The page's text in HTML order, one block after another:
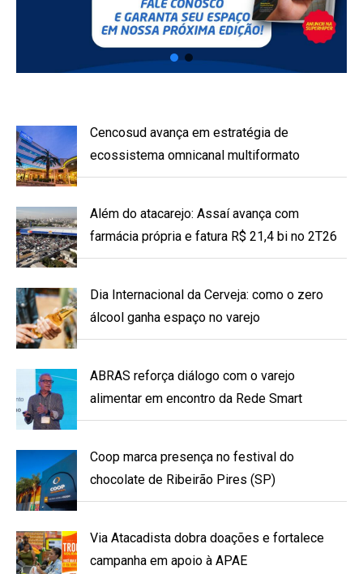
Cencosud avança em estratégia de
ecossistema omnicanal multiformato
Além do atacarejo: Assaí avança com
farmácia própria e fatura R$ 21,4 bi no 2T26
Dia Internacional da Cerveja: como o zero
álcool ganha espaço no varejo
ABRAS reforça diálogo com o varejo
alimentar em encontro da Rede Smart
Coop marca presença no festival do
chocolate de Ribeirão Pires (SP)
Via Atacadista dobra doações e fortalece
campanha em apoio à APAE